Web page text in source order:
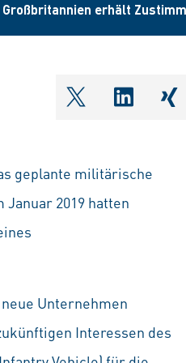
erhält
geplante militärische
2019 hatten
Unternehmen
Interessen des